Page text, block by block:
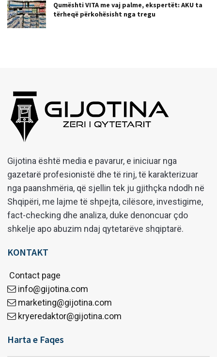
Qumështi VITA me vaj palme, ekspertët: AKU ta
tërheqë përkohësisht nga tregu
Gijotina është media e pavarur, e iniciuar nga
gazetarë profesionistë dhe të rinj, të karakterizuar
nga paanshmëria, që sjellin tek ju gjithçka ndodh në
Shqipëri, me lajme të shpejta, cilësore, investigime,
fact-checking dhe analiza, duke denoncuar çdo
shkelje apo abuzim ndaj qytetarëve shqiptarë.
KONTAKT
Contact page
info@gijotina.com
marketing@gijotina.com
kryeredaktor@gijotina.com
Harta e Faqes